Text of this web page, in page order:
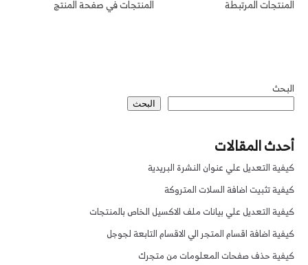
المنتجات في صفحة المنتج المنتجات المرتبطة
البحث
البحث
أحدث المقالات
كيفية التعديل علي عنوان النشرة البريدية
كيفية تثبيت اضافة السلات المتروكة
كيفية التعديل علي بيانات ملف الاكسيل الخاص بالمنتجات
كيفية اضافة اقسام المتجر الي الاقسام التابعة لجوجل
كيفية حذف صفحات المعلومات من متجرك